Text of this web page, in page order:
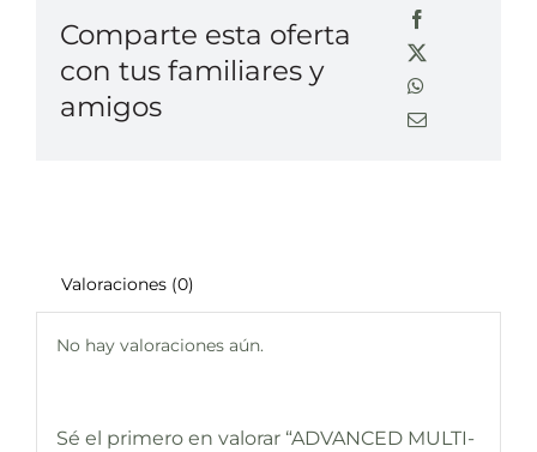
Comparte esta oferta
con tus familiares y
amigos
Valoraciones (0)
No hay valoraciones aún.
Sé el primero en valorar “ADVANCED MULTI-